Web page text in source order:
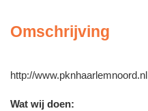
Omschrijving
http://www.pknhaarlemnoord.nl
Wat wij doen: